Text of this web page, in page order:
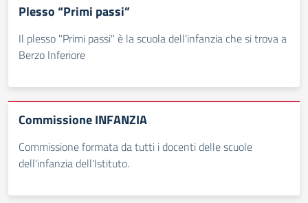
Plesso “Primi passi”
Il plesso "Primi passi" è la scuola dell'infanzia che si trova a
Berzo Inferiore
Commissione INFANZIA
Commissione formata da tutti i docenti delle scuole
dell'infanzia dell'Istituto.